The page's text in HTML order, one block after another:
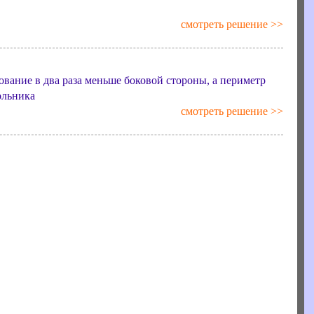
смотреть решение >>
в два раза меньше боковой стороны, а периметр
смотреть решение >>